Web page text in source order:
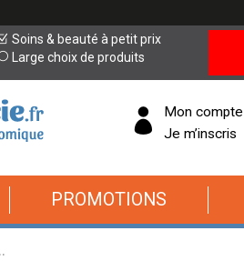
Soins & beauté à petit prix
Large choix de produits
Offres
Mon compte
Je m’inscris
PROMOTIONS